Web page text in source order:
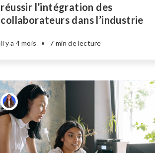
réussir l’intégration des
collaborateurs dans l’industrie
il y a 4 mois • 7 min de lecture